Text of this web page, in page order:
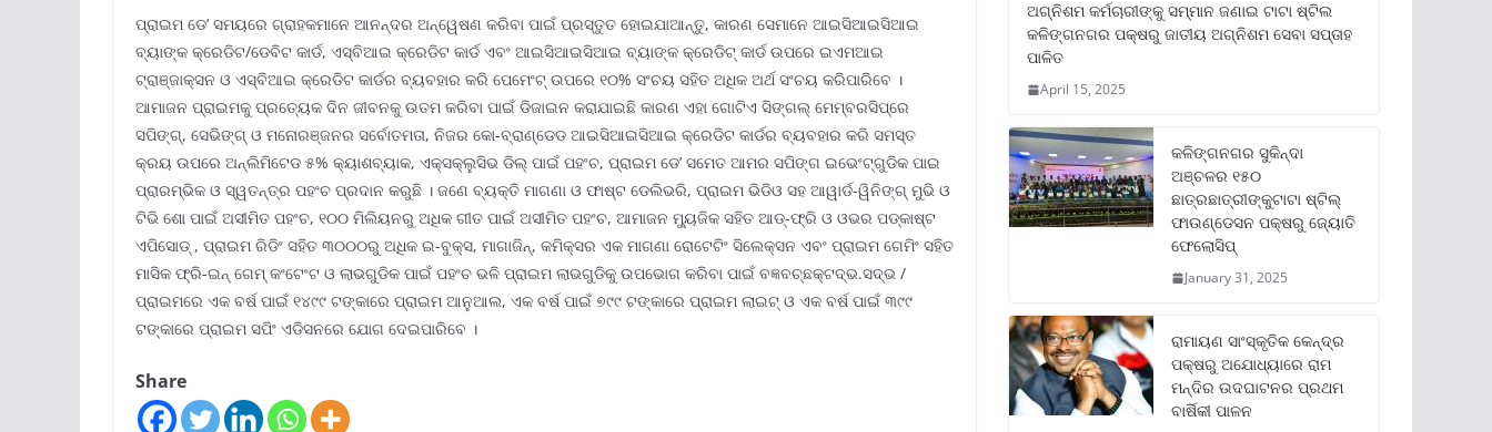
ପ୍ରାଇମ ଡେ’ ସମୟରେ ଗ୍ରାହକମାନେ ଆନନ୍ଦର ଅନ୍ୱେଷଣ କରିବା ପାଇଁ ପ୍ରସ୍ତୁତ ହୋଇଯାଆନ୍ତୁ, କାରଣ ସେମାନେ ଆଇସିଆଇସିଆଇ
ବ୍ୟାଙ୍କ କ୍ରେଡିଟ/ଡେବିଟ କାର୍ଡ, ଏସ୍ବିଆଇ କ୍ରେଡିଟ କାର୍ଡ ଏବଂ ଆଇସିଆଇସିଆଇ ବ୍ୟାଙ୍କ କ୍ରେଡିଟ୍ କାର୍ଡ ଉପରେ ଇଏମଆଇ
ଟ୍ରାଞ୍ଜାକ୍ସନ ଓ ଏସ୍ବିଆଇ କ୍ରେଡିଟ କାର୍ଡର ବ୍ୟବହାର କରି ପେମେଂଟ୍ ଉପରେ ୧୦% ସଂଚୟ ସହିତ ଅଧିକ ଅର୍ଥ ସଂଚୟ କରିପାରିବେ ।
ଆମାଜନ ପ୍ରାଇମକୁ ପ୍ରତ୍ୟେକ ଦିନ ଜୀବନକୁ ଉତମ କରିବା ପାଇଁ ଡିଜାଇନ କରାଯାଇଛି କାରଣ ଏହା ଗୋଟିଏ ସିଙ୍ଗଲ୍ ମେମ୍ବରସିପ୍ରେ
ସପିଙ୍ଗ୍, ସେଭିଙ୍ଗ୍ ଓ ମନୋରଞ୍ଜନର ସର୍ବୋତମତା, ନିଜର କୋ-ବ୍ରାଣ୍ଡେଡ ଆଇସିଆଇସିଆଇ କ୍ରେଡିଟ କାର୍ଡର ବ୍ୟବହାର କରି ସମସ୍ତ
କ୍ରୟ ଉପରେ ଅନ୍ଲିମିଟେଡ ୫% କ୍ୟାଶବ୍ୟାକ, ଏକ୍ସକ୍ଲୁସିଭ ଡିଲ୍ ପାଇଁ ପହଂଚ, ପ୍ରାଇମ ଡେ’ ସମେତ ଆମର ସପିଙ୍ଗ ଇଭେଂଟ୍ଗୁଡିକ ପାଇ
ପ୍ରାରମ୍ଭିକ ଓ ସ୍ୱତନ୍ତ୍ର ପହଂଚ ପ୍ରଦାନ କରୁଛି । ଜଣେ ବ୍ୟକ୍ତି ମାଗଣା ଓ ଫାଷ୍ଟ ଡେଲିଭରି, ପ୍ରାଇମ ଭିଡିଓ ସହ ଆୱାର୍ଡ-ୱିନିଙ୍ଗ୍ ମୁଭି ଓ
ଟିଭି ଶୋ ପାଇଁ ଅସୀମିତ ପହଂଚ, ୧୦୦ ମିଲିୟନରୁ ଅଧିକ ଗୀତ ପାଇଁ ଅସୀମିତ ପହଂଚ, ଆମାଜନ ମ୍ୟୁଜିକ ସହିତ ଆଡ୍-ଫ୍ରି ଓ ଓଭର ପଡ୍କାଷ୍ଟ
ଏପିସୋଡ୍ , ପ୍ରାଇମ ରିଡିଂ ସହିତ ୩୦୦୦ରୁ ଅଧିକ ଇ-ବୁକ୍ସ, ମାଗାଜିନ୍, କମିକ୍ସର ଏକ ମାଗଣା ରୋଟେଟିଂ ସିଲେକ୍ସନ ଏବଂ ପ୍ରାଇମ ଗେମିଂ ସହିତ
ମାସିକ ଫ୍ରି-ଇନ୍ ଗେମ୍ କଂଟେଂଟ ଓ ଲାଭଗୁଡିକ ପାଇଁ ପହଂଚ ଭଳି ପ୍ରାଇମ ଲାଭଗୁଡିକୁ ଉପଭୋଗ କରିବା ପାଇଁ ବଜ୍ଞବଚ୍ଛକ୍ଟଦ୍ଭ.ସଦ୍ଭ /
ପ୍ରାଇମରେ ଏକ ବର୍ଷ ପାଇଁ ୧୪୯୯ ଟଙ୍କାରେ ପ୍ରାଇମ ଆନୁଆଲ, ଏକ ବର୍ଷ ପାଇଁ ୭୯୯ ଟଙ୍କାରେ ପ୍ରାଇମ ଲାଇଟ୍ ଓ ଏକ ବର୍ଷ ପାଇଁ ୩୯୯
ଟଙ୍କାରେ ପ୍ରାଇମ ସପିଂ ଏଡିସନରେ ଯୋଗ ଦେଇପାରିବେ ।
Share
ଅଗ୍ନିଶମ କର୍ମଚାରୀଙ୍କୁ ସମ୍ମାନ ଜଣାଇ ଟାଟା ଷ୍ଟିଲ
କଳିଙ୍ଗନଗର ପକ୍ଷରୁ ଜାତୀୟ ଅଗ୍ନିଶମ ସେବା ସପ୍ତାହ
ପାଳିତ
April 15, 2025
କଳିଙ୍ଗନଗର ସୁକିନ୍ଦା
ଅଞ୍ଚଳର ୧୫୦
ଛାତ୍ରଛାତ୍ରୀଙ୍କୁଟାଟା ଷ୍ଟିଲ୍
ଫାଉଣ୍ଡେସନ ପକ୍ଷରୁ ଜ୍ୟୋତି
ଫେଲୋସିପ୍‌
January 31, 2025
ରାମାୟଣ ସାଂସ୍କୃତିକ କେନ୍ଦ୍ର
ପକ୍ଷରୁ ଅଯୋଧ୍ୟାରେ ରାମ
ମନ୍ଦିର ଉଦଘାଟନର ପ୍ରଥମ
ବାର୍ଷିକୀ ପାଳନ